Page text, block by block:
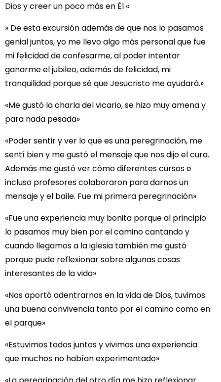
Dios y creer un poco más en Él «
» De esta excursión además de que nos lo pasamos
genial juntos, yo me llevo algo más personal que fue
mi felicidad de confesarme, al poder intentar
ganarme el jubileo, además de felicidad, mi
tranquilidad porque sé que Jesucristo me ayudará.»
«Me gustó la charla del vicario, se hizo muy amena y
para nada pesada»
«Poder sentir y ver lo que es una peregrinación, me
sentí bien y me gustó el mensaje que nos dijo el cura.
Además me gustó ver cómo diferentes cursos e
incluso profesores colaboraron para darnos un
mensaje y el baile. Fue mi primera peregrinación»
«Fue una experiencia muy bonita porque al principio
lo pasamos muy bien por el camino cantando y
cuando llegamos a la iglesia también me gustó
porque pude reflexionar sobre algunas cosas
interesantes de la vida»
«Nos aportó adentrarnos en la vida de Dios, tuvimos
una buena convivencia tanto por el camino como en
el parque»
«Estuvimos todos juntos y vivimos una experiencia
que muchos no habían experimentado»